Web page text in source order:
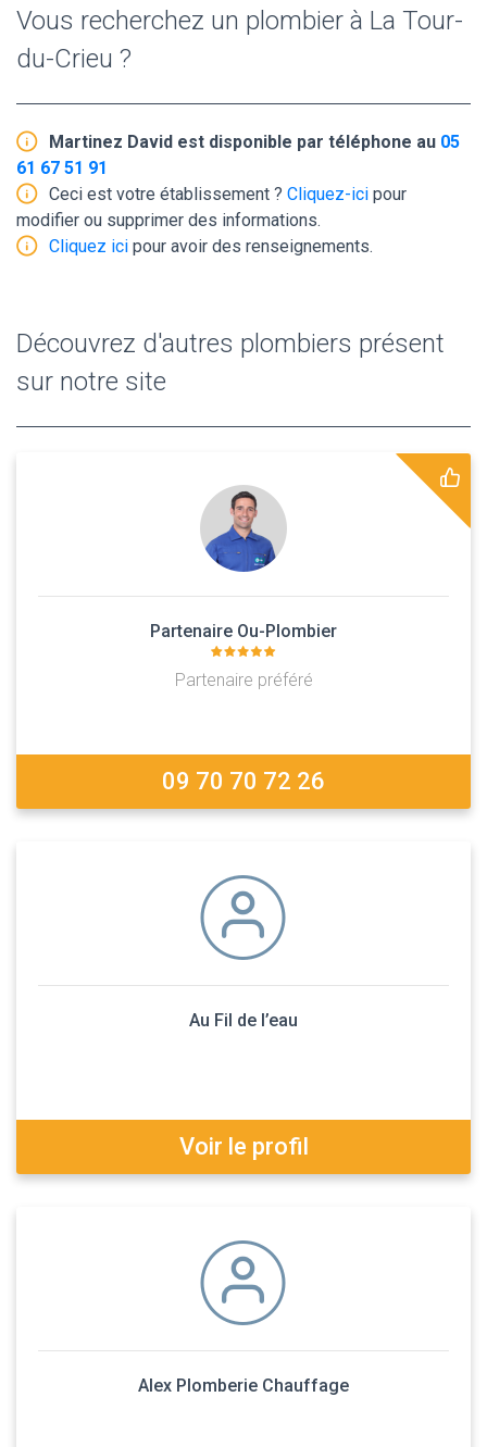
Vous recherchez un plombier à La Tour-
du-Crieu ?
Martinez David est disponible par téléphone au 05
61 67 51 91
Ceci est votre établissement ? Cliquez-ici pour
modifier ou supprimer des informations.
Cliquez ici pour avoir des renseignements.
Découvrez d'autres plombiers présent
sur notre site
Partenaire Ou-Plombier
Partenaire préféré
09 70 70 72 26
Au Fil de l’eau
Voir le profil
Alex Plomberie Chauffage